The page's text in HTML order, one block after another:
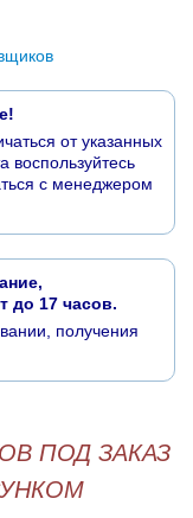
от указанных
воспользуйтесь
с менеджером
до 17 часов.
получения
ПОД ЗАКАЗ